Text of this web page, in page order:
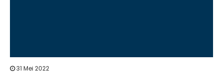
31 Mei 2022